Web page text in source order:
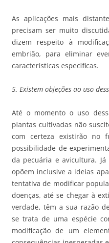
As aplicações mais
precisam ser muito
dizem respeito à
embrião, para eliminar
características especificas.
5. Existem objeções ao uso
Até o momento o uso
plantas cultivadas não
com certeza existirão no
possibilidade de
da pecuária e avicultura.
opõem inclusive a ideias
tentativa de modificar
doenças, até se chegar à
verdade, têm a sua razão
se trata de uma espécie
modificação de um